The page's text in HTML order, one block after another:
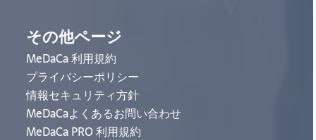
その他ページ
MeDaCa 利用規約
プライバシーポリシー
情報セキュリティ方針
MeDaCaよくあるお問い合わせ
MeDaCa PRO 利用規約